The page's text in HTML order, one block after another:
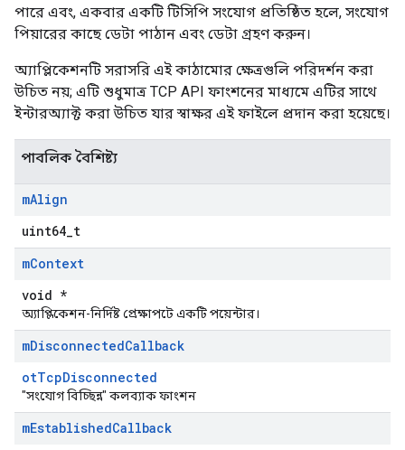
পারে এবং, একবার একটি টিসিপি সংযোগ প্রতিষ্ঠিত হলে, সংযোগ
পিয়ারের কাছে ডেটা পাঠান এবং ডেটা গ্রহণ করুন।
অ্যাপ্লিকেশনটি সরাসরি এই কাঠামোর ক্ষেত্রগুলি পরিদর্শন করা
উচিত নয়; এটি শুধুমাত্র TCP API ফাংশনের মাধ্যমে এটির সাথে
ইন্টারঅ্যাক্ট করা উচিত যার স্বাক্ষর এই ফাইলে প্রদান করা হয়েছে।
পাবলিক বৈশিষ্ট্য
mAlign
uint64_t
mContext
void *
অ্যাপ্লিকেশন-নির্দিষ্ট প্রেক্ষাপটে একটি পয়েন্টার।
mDisconnectedCallback
otTcpDisconnected
"সংযোগ বিচ্ছিন্ন" কলব্যাক ফাংশন
mEstablishedCallback